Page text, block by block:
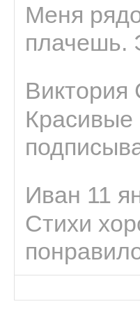
Меня
плачешь.
Виктория
Красивые
Иван 11
Стихи